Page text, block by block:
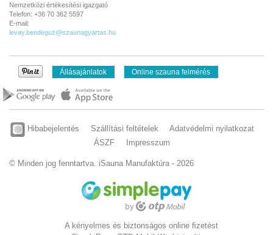
Nemzetközi értékesítési igazgató
Telefon: +36 70 362 5597
E-mail:
levay.bendeguz@szaunagyartas.hu
Állásajánlatok Online szauna felmérés
Hibabejelentés Szállítási feltételek
Adatvédelmi nyilatkozat
ÁSZF
Impresszum
© Minden jog fenntartva. iSauna Manufaktúra - 2026
A kényelmes és biztonságos online ﬁzetést